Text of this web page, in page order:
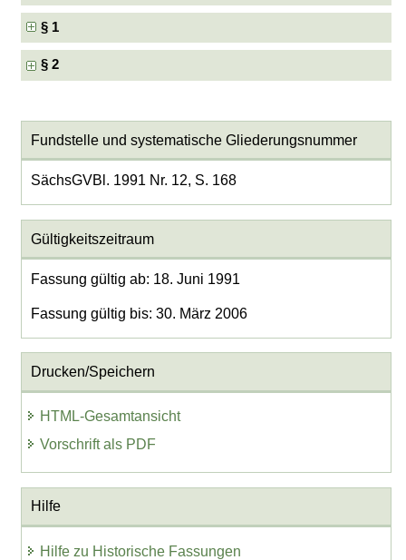
§ 1
§ 2
Fundstelle und systematische Gliederungsnummer
SächsGVBl. 1991 Nr. 12, S. 168
Gültigkeitszeitraum
Fassung gültig ab: 18. Juni 1991
Fassung gültig bis: 30. März 2006
Drucken/Speichern
HTML-Gesamtansicht
Vorschrift als PDF
Hilfe
Hilfe zu Historische Fassungen